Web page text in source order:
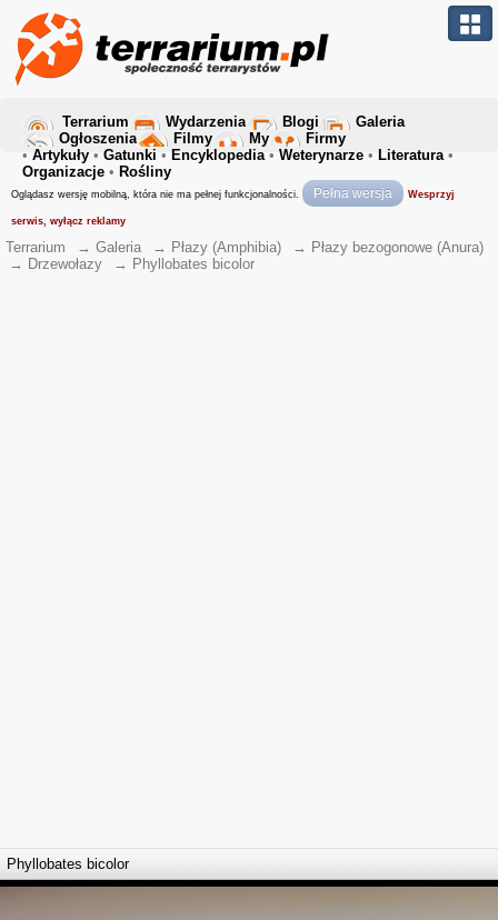
Terrarium Wydarzenia Blogi
Galeria
Ogłoszenia
Filmy My
Firmy
• Artykuły • Gatunki • Encyklopedia• Weterynarze • Literatura•
Organizacje • Rośliny
Oglądasz wersję mobilną, która nie ma pełnej funkcjonalności. Pełna wersja Wesprzyj
serwis, wyłącz reklamy
Terrarium → Galeria → Płazy (Amphibia) → Płazy bezogonowe (Anura)
→ Drzewołazy → Phyllobates bicolor
Phyllobates bicolor